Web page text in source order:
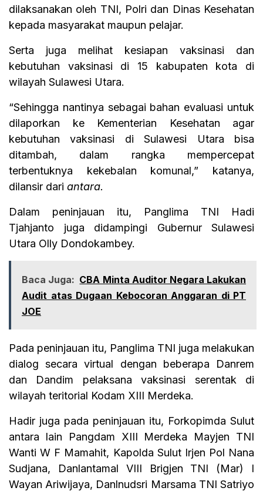
dilaksanakan oleh TNI, Polri dan Dinas Kesehatan
kepada masyarakat maupun pelajar.
Serta juga melihat kesiapan vaksinasi dan
kebutuhan vaksinasi di 15 kabupaten kota di
wilayah Sulawesi Utara.
“Sehingga nantinya sebagai bahan evaluasi untuk
dilaporkan ke Kementerian Kesehatan agar
kebutuhan vaksinasi di Sulawesi Utara bisa
ditambah, dalam rangka mempercepat
terbentuknya kekebalan komunal,” katanya,
dilansir dari antara.
Dalam peninjauan itu, Panglima TNI Hadi
Tjahjanto juga didampingi Gubernur Sulawesi
Utara Olly Dondokambey.
Baca Juga: CBA Minta Auditor Negara Lakukan
Audit atas Dugaan Kebocoran Anggaran di PT
JOE
Pada peninjauan itu, Panglima TNI juga melakukan
dialog secara virtual dengan beberapa Danrem
dan Dandim pelaksana vaksinasi serentak di
wilayah teritorial Kodam XIII Merdeka.
Hadir juga pada peninjauan itu, Forkopimda Sulut
antara lain Pangdam XIII Merdeka Mayjen TNI
Wanti W F Mamahit, Kapolda Sulut Irjen Pol Nana
Sudjana, Danlantamal VIII Brigjen TNI (Mar) I
Wayan Ariwijaya, Danlnudsri Marsama TNI Satriyo